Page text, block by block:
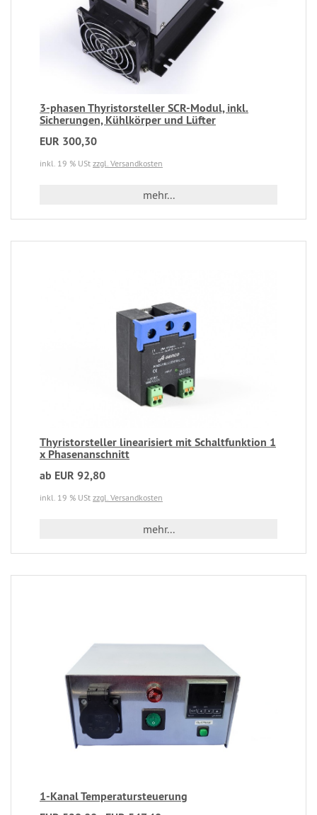
3-phasen Thyristorsteller SCR-Modul, inkl.
Sicherungen, Kühlkörper und Lüfter
EUR 300,30
inkl. 19 % USt zzgl. Versandkosten
mehr...
Thyristorsteller linearisiert mit Schaltfunktion 1
x Phasenanschnitt
ab EUR 92,80
inkl. 19 % USt zzgl. Versandkosten
mehr...
1-Kanal Temperatursteuerung